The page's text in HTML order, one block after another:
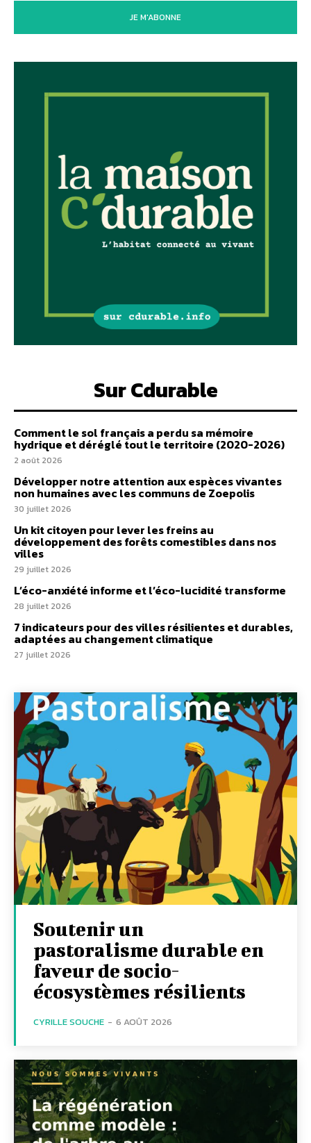
JE M'ABONNE
Sur Cdurable
Comment le sol français a perdu sa mémoire
hydrique et déréglé tout le territoire (2020-2026)
2 août 2026
Développer notre attention aux espèces vivantes
non humaines avec les communs de Zoepolis
30 juillet 2026
Un kit citoyen pour lever les freins au
développement des forêts comestibles dans nos
villes
29 juillet 2026
L’éco-anxiété informe et l’éco-lucidité transforme
28 juillet 2026
7 indicateurs pour des villes résilientes et durables,
adaptées au changement climatique
27 juillet 2026
Soutenir un
pastoralisme durable en
faveur de socio-
écosystèmes résilients
CYRILLE SOUCHE - 6 AOÛT 2026